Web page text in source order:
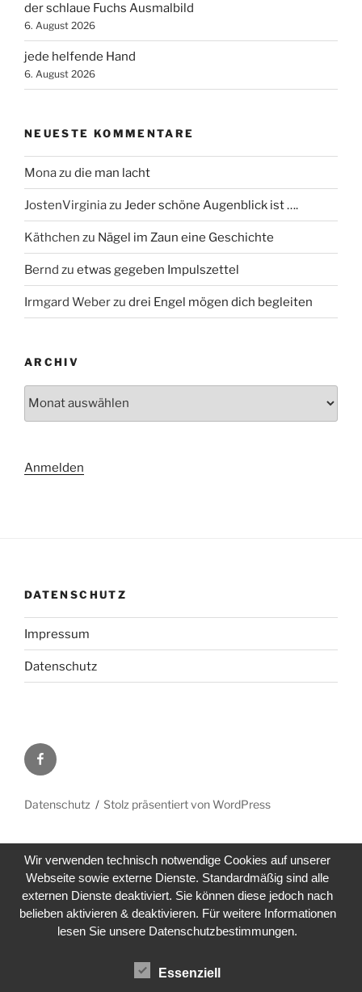
der schlaue Fuchs Ausmalbild
6. August 2026
jede helfende Hand
6. August 2026
NEUESTE KOMMENTARE
Monazu die man lacht
JostenVirginiazu Jeder schöne Augenblick ist ….
Käthchen zu Nägel im Zaun eine Geschichte
Bernd zu etwas gegeben Impulszettel
Irmgard Weberzu drei Engel mögen dich begleiten
ARCHIV
Anmelden
DATENSCHUTZ
Impressum
Datenschutz
Facebook
Datenschutz Stolz präsentiert von WordPress
Wir verwenden technisch notwendige Cookies auf unserer
Webseite sowie externe Dienste. Standardmäßig sind alle
externen Dienste deaktiviert. Sie können diese jedoch nach
belieben aktivieren & deaktivieren. Für weitere Informationen
lesen Sie unsere Datenschutzbestimmungen.
Essenziell